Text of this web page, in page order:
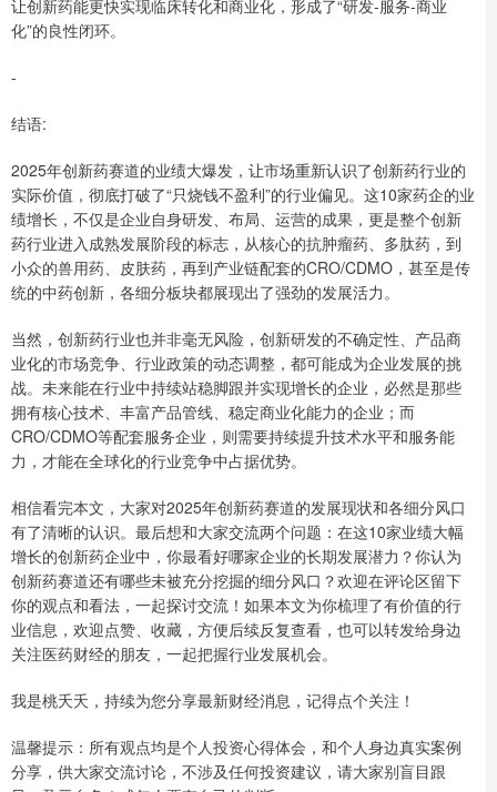
让创新药能更快实现临床转化和商业化，形成了“研发-服务-商业
化”的良性闭环。
-
结语:
2025年创新药赛道的业绩大爆发，让市场重新认识了创新药行业的
实际价值，彻底打破了“只烧钱不盈利”的行业偏见。这10家药企的业
绩增长，不仅是企业自身研发、布局、运营的成果，更是整个创新
药行业进入成熟发展阶段的标志，从核心的抗肿瘤药、多肽药，到
小众的兽用药、皮肤药，再到产业链配套的CRO/CDMO，甚至是传
统的中药创新，各细分板块都展现出了强劲的发展活力。
当然，创新药行业也并非毫无风险，创新研发的不确定性、产品商
业化的市场竞争、行业政策的动态调整，都可能成为企业发展的挑
战。未来能在行业中持续站稳脚跟并实现增长的企业，必然是那些
拥有核心技术、丰富产品管线、稳定商业化能力的企业；而
CRO/CDMO等配套服务企业，则需要持续提升技术水平和服务能
力，才能在全球化的行业竞争中占据优势。
相信看完本文，大家对2025年创新药赛道的发展现状和各细分风口
有了清晰的认识。最后想和大家交流两个问题：在这10家业绩大幅
增长的创新药企业中，你最看好哪家企业的长期发展潜力？你认为
创新药赛道还有哪些未被充分挖掘的细分风口？欢迎在评论区留下
你的观点和看法，一起探讨交流！如果本文为你梳理了有价值的行
业信息，欢迎点赞、收藏，方便后续反复查看，也可以转发给身边
关注医药财经的朋友，一起把握行业发展机会。
我是桃夭夭，持续为您分享最新财经消息，记得点个关注！
温馨提示：所有观点均是个人投资心得体会，和个人身边真实案例
分享，供大家交流讨论，不涉及任何投资建议，请大家别盲目跟